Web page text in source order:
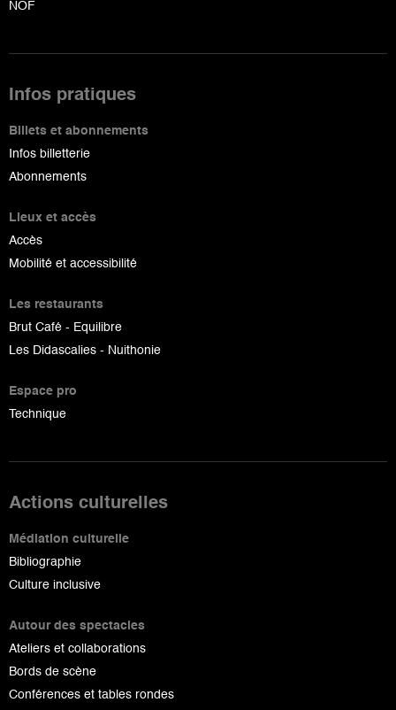
NOF
Infos pratiques
Billets et abonnements
Infos billetterie
Abonnements
Lieux et accès
Accès
Mobilité et accessibilité
Les restaurants
Brut Café - Equilibre
Les Didascalies - Nuithonie
Espace pro
Technique
Actions culturelles
Médiation culturelle
Bibliographie
Culture inclusive
Autour des spectacles
Ateliers et collaborations
Bords de scène
Conférences et tables rondes